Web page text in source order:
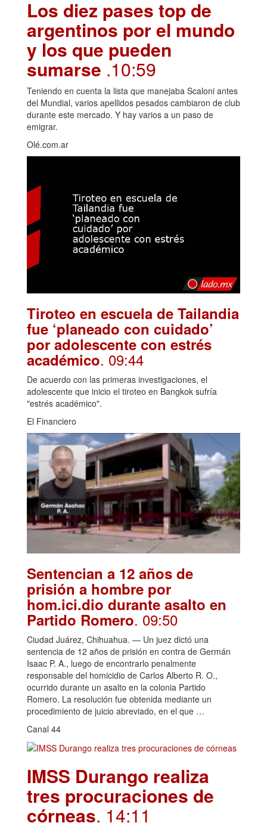
Los diez pases top de
argentinos por el mundo
y los que pueden
sumarse .10:59
Teniendo en cuenta la lista que manejaba Scaloni antes
del Mundial, varios apellidos pesados cambiaron de club
durante este mercado. Y hay varios a un paso de
emigrar.
Olé.com.ar
Tiroteo en escuela de Tailandia
fue ‘planeado con cuidado’
por adolescente con estrés
académico. 09:44
De acuerdo con las primeras investigaciones, el
adolescente que inicio el tiroteo en Bangkok sufría
"estrés académico".
El Financiero
Sentencian a 12 años de
prisión a hombre por
hom.ici.dio durante asalto en
Partido Romero. 09:50
Ciudad Juárez, Chihuahua. — Un juez dictó una
sentencia de 12 años de prisión en contra de Germán
Isaac P. A., luego de encontrarlo penalmente
responsable del homicidio de Carlos Alberto R. O.,
ocurrido durante un asalto en la colonia Partido
Romero. La resolución fue obtenida mediante un
procedimiento de juicio abreviado, en el que …
Canal 44
IMSS Durango realiza
tres procuraciones de
córneas. 14:11